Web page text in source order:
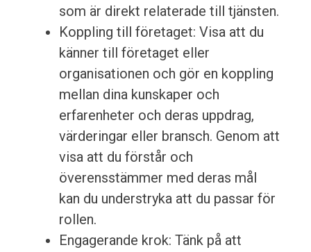
som är direkt relaterade till tjänsten.
Koppling till företaget: Visa att du
känner till företaget eller
organisationen och gör en koppling
mellan dina kunskaper och
erfarenheter och deras uppdrag,
värderingar eller bransch. Genom att
visa att du förstår och
överensstämmer med deras mål
kan du understryka att du passar för
rollen.
Engagerande krok: Tänk på att